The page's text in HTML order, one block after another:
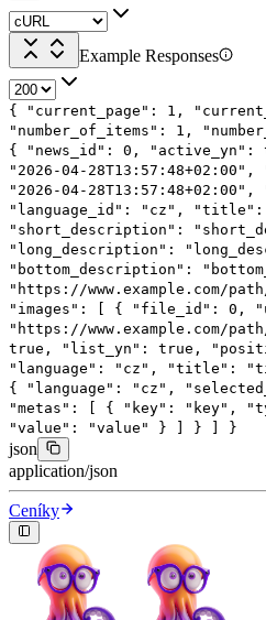
Example Responses
{ "current_page" : 1 ,
"number_of_items" : 1 ,
{
"news_id" : 0 , "active_yn" :
"2026-04-28T13:57:48+02:00" ,
"2026-04-28T13:57:48+02:00" ,
"language_id" : "cz" , "title" :
"short_description" :
"long_description" :
"bottom_description" :
"https://www.example.com/
"images" : [ { "file_id" : 0 ,
"https://www.example.com/
true , "list_yn" : true ,
"language" : "cz" , "title" :
{
"language" : "cz" ,
"metas" : [ { "key" : "key" ,
"value" : "value" } } }
json
application/json
Ceníky